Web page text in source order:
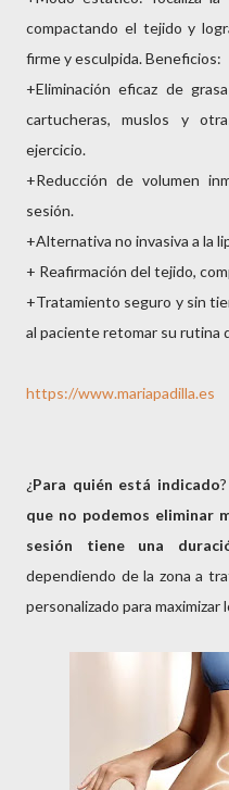
compactando el tejido y
firme y esculpida. Beneficios:
+Eliminación eficaz de
cartucheras, muslos y
ejercicio.
+Reducción de volumen
sesión.
+Alternativa no invasiva a la
+ Reafirmación del tejido,
+Tratamiento seguro y sin
al paciente retomar su rutina
https://www.mariapadilla.es
¿Para quién está indicado
que no podemos eliminar
sesión tiene una
dependiendo de la zona a
personalizado para maximizar